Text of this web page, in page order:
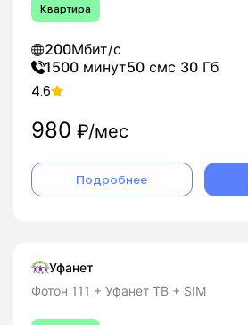
Квартира
200Мбит/с
1500 минут50 смс 30 Гб
4.6
980 ₽/мес
Подробнее
Уфанет
Фотон 111 + Уфанет ТВ + SIM